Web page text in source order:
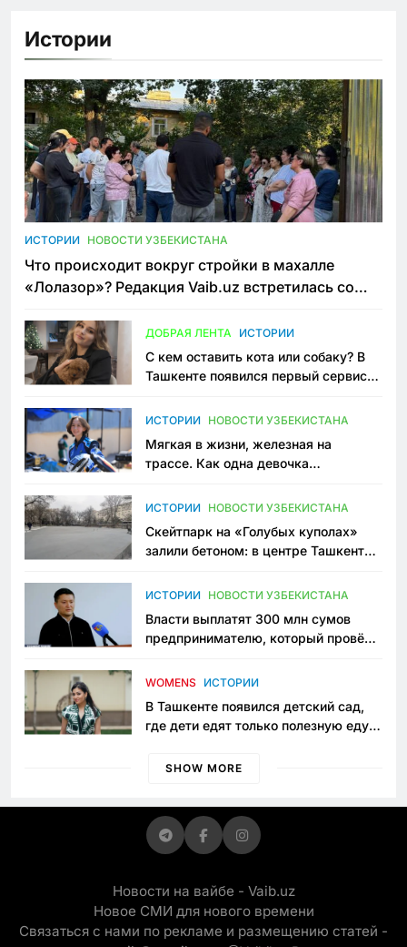
Истории
ИСТОРИИ НОВОСТИ УЗБЕКИСТАНА
Что происходит вокруг стройки в махалле
«Лолазор»? Редакция Vaib.uz встретилась со
ДОБРАЯ ЛЕНТА ИСТОРИИ
С кем оставить кота или собаку? В
Ташкенте появился первый сервис
ИСТОРИИ НОВОСТИ УЗБЕКИСТАНА
Мягкая в жизни, железная на
трассе. Как одна девочка
Узбекистане
ИСТОРИИ НОВОСТИ УЗБЕКИСТАНА
Скейтпарк на «Голубых куполах»
залили бетоном: в центре Ташкента
пространство
ИСТОРИИ НОВОСТИ УЗБЕКИСТАНА
Власти выплатят 300 млн сумов
предпринимателю, который провёл
приговору
WOMENS ИСТОРИИ
В Ташкенте появился детский сад,
где дети едят только полезную еду.
просить «кашу без сахара»
SHOW MORE
Новости на вайбе - Vaib.uz
Новое СМИ для нового времени
Связаться с нами по рекламе и размещению статей -